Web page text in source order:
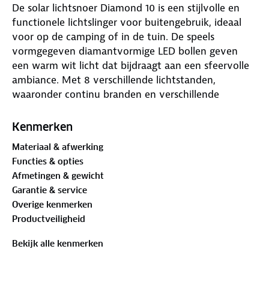
De solar lichtsnoer Diamond 10 is een stijlvolle en
functionele lichtslinger voor buitengebruik, ideaal
voor op de camping of in de tuin. De speels
vormgegeven diamantvormige LED bollen geven
een warm wit licht dat bijdraagt aan een sfeervolle
ambiance. Met 8 verschillende lichtstanden,
waaronder continu branden en verschillende
afgestemd op de gewenste sfeer.
Overdag wordt de interne batterij opgeladen via het
zonnepaneel op de meegeleverde spies. Zodra het
donker wordt, schakelt de lichtslinger automatisch
in dankzij de ingebouwde schemersensor. De lamp is
spatwaterdicht (IP44), waardoor deze bestand is
tegen verschillende weersomstandigheden.
Kenmerken
Materiaal & afwerking
Functies & opties
Afmetingen & gewicht
Garantie & service
Overige kenmerken
Productveiligheid
Bekijk alle kenmerken